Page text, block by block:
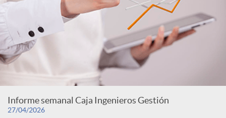
Informe semanal Caja Ingenieros Gestión
27/04/2026